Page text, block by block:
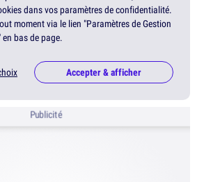
dans vos paramètres de confidentialité.
moment via le lien "Paramètres de Gestion
bas de page.
Accepter & afficher
Publicité